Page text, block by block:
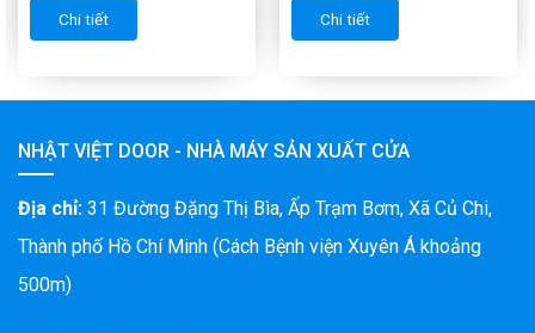
Chi tiết Chi tiết
NHẬT VIỆT DOOR - NHÀ MÁY SẢN XUẤT CỬA
Địa chỉ: 31 Đường Đặng Thị Bìa, Ấp Trạm Bơm, Xã Củ Chi,
Thành phố Hồ Chí Minh (Cách Bệnh viện Xuyên Á khoảng
500m)